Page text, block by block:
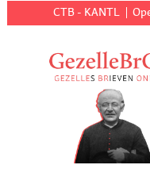
CTB - KANTL